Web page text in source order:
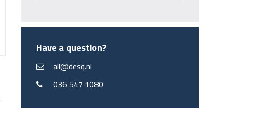
Have a question?
all@desq.nl
036 547 1080